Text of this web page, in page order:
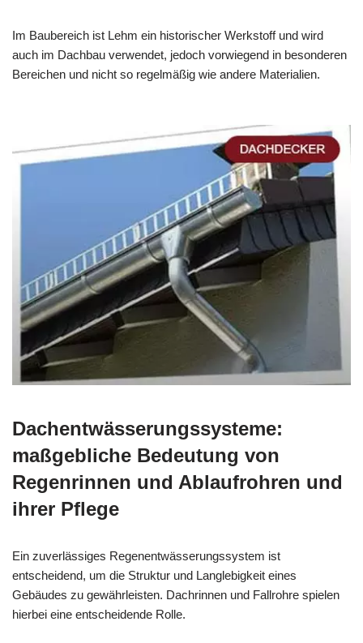
Im Baubereich ist Lehm ein historischer Werkstoff und wird
auch im Dachbau verwendet, jedoch vorwiegend in besonderen
Bereichen und nicht so regelmäßig wie andere Materialien.
Dachentwässerungssysteme:
maßgebliche Bedeutung von
Regenrinnen und Ablaufrohren und
ihrer Pflege
Ein zuverlässiges Regenentwässerungssystem ist
entscheidend, um die Struktur und Langlebigkeit eines
Gebäudes zu gewährleisten. Dachrinnen und Fallrohre spielen
hierbei eine entscheidende Rolle.